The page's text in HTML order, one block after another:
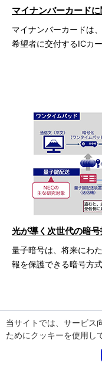
当サイトでは、サービス
ためにクッキーを使用し
マイナンバーカードは
希望者に交付するICカ
マイナンバーカード
量子暗号は、将来にわ
報を保護できる暗号方
光が導く次世代の暗号